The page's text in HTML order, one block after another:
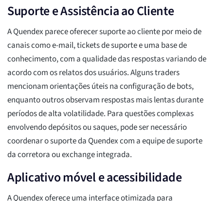
Suporte e Assistência ao Cliente
A Quendex parece oferecer suporte ao cliente por meio de
canais como e-mail, tickets de suporte e uma base de
conhecimento, com a qualidade das respostas variando de
acordo com os relatos dos usuários. Alguns traders
mencionam orientações úteis na configuração de bots,
enquanto outros observam respostas mais lentas durante
períodos de alta volatilidade. Para questões complexas
envolvendo depósitos ou saques, pode ser necessário
coordenar o suporte da Quendex com a equipe de suporte
da corretora ou exchange integrada.
Aplicativo móvel e acessibilidade
A Quendex oferece uma interface otimizada para